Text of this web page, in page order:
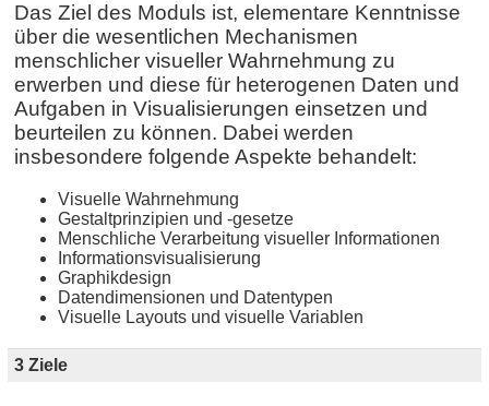
Das Ziel des Moduls ist, elementare Kenntnisse
über die wesentlichen Mechanismen
menschlicher visueller Wahrnehmung zu
erwerben und diese für heterogenen Daten und
Aufgaben in Visualisierungen einsetzen und
beurteilen zu können. Dabei werden
insbesondere folgende Aspekte behandelt:
Visuelle Wahrnehmung
Gestaltprinzipien und -gesetze
Menschliche Verarbeitung visueller Informationen
Informationsvisualisierung
Graphikdesign
Datendimensionen und Datentypen
Visuelle Layouts und visuelle Variablen
3 Ziele